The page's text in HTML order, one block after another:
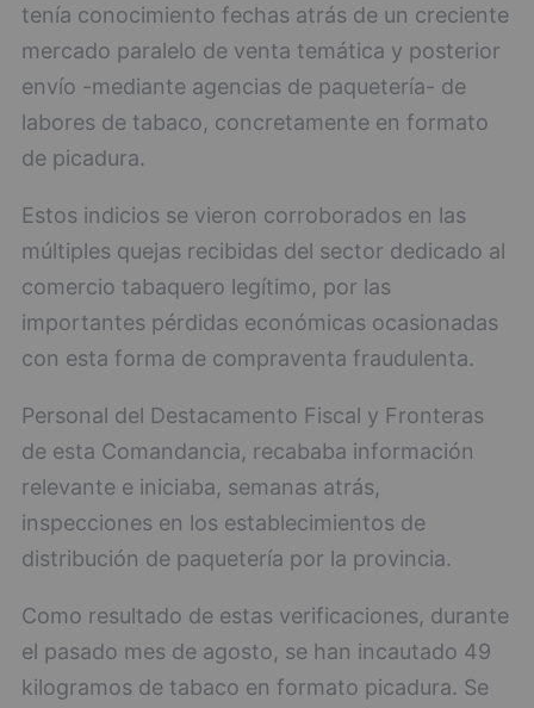
tenía conocimiento fechas atrás de un creciente
mercado paralelo de venta temática y posterior
envío -mediante agencias de paquetería- de
labores de tabaco, concretamente en formato
de picadura.
Estos indicios se vieron corroborados en las
múltiples quejas recibidas del sector dedicado al
comercio tabaquero legítimo, por las
importantes pérdidas económicas ocasionadas
con esta forma de compraventa fraudulenta.
Personal del Destacamento Fiscal y Fronteras
de esta Comandancia, recababa información
relevante e iniciaba, semanas atrás,
inspecciones en los establecimientos de
distribución de paquetería por la provincia.
Como resultado de estas verificaciones, durante
el pasado mes de agosto, se han incautado 49
kilogramos de tabaco en formato picadura. Se